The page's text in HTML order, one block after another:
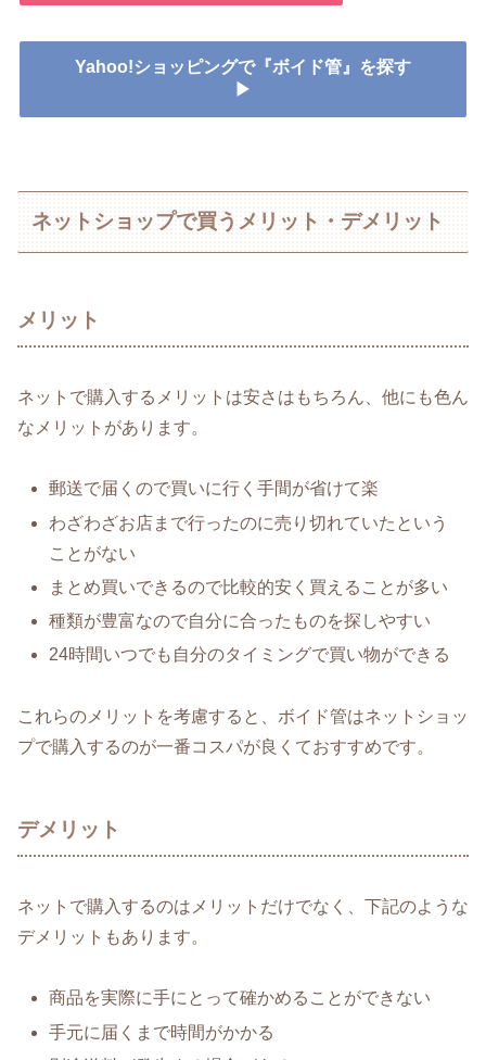
Yahoo!ショッピングで『ボイド管』を探す
▶
ネットショップで買うメリット・デメリット
メリット
ネットで購入するメリットは安さはもちろん、他にも色ん
なメリットがあります。
郵送で届くので買いに行く手間が省けて楽
わざわざお店まで行ったのに売り切れていたという
ことがない
まとめ買いできるので比較的安く買えることが多い
種類が豊富なので自分に合ったものを探しやすい
24時間いつでも自分のタイミングで買い物ができる
これらのメリットを考慮すると、ボイド管はネットショッ
プで購入するのが一番コスパが良くておすすめです。
デメリット
ネットで購入するのはメリットだけでなく、下記のような
デメリットもあります。
商品を実際に手にとって確かめることができない
手元に届くまで時間がかかる